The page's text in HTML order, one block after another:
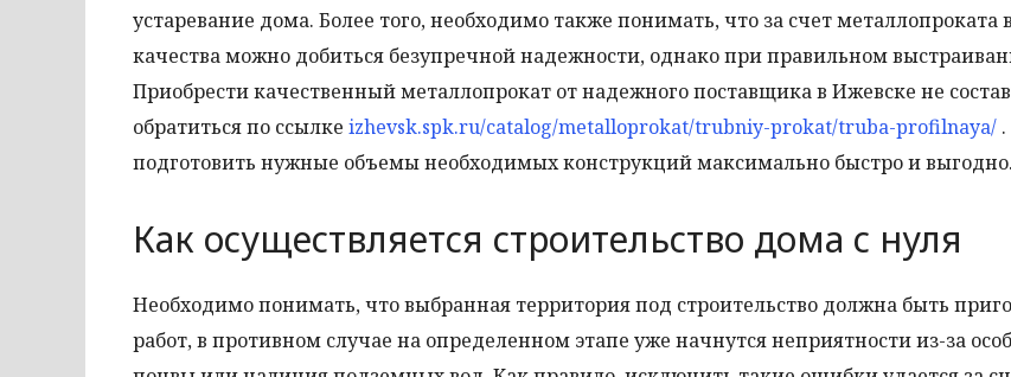
устаревание дома. Более того, необходимо также понимать, что за счет металлопроката
качества можно добиться безупречной надежности, однако при правильном
Приобрести качественный металлопрокат от надежного поставщика в Ижевске не
обратиться по ссылке izhevsk.spk.ru/catalog/metalloprokat/trubniy-prokat/truba-profilnaya/
подготовить нужные объемы необходимых конструкций максимально быстро и выгодно.
Как осуществляется строительство дома с нуля
Необходимо понимать, что выбранная территория под строительство должна быть
работ, в противном случае на определенном этапе уже начнутся неприятности из-за